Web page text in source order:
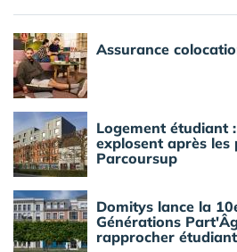
Assurance
Logement étudiant
explosent après
Parcoursup
Domitys lance la
Générations
rapprocher